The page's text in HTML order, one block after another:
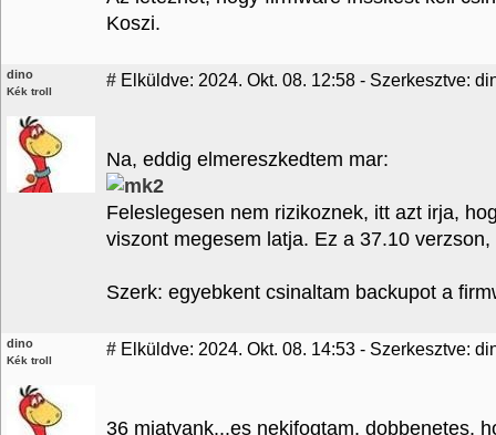
Koszi.
dino
Kék troll
# Elküldve: 2024. Okt. 08. 12:58 - Szerkesztve:
Na, eddig elmereszkedtem mar:
Feleslegesen nem rizikoznek, itt azt irja,
viszont megesem latja. Ez a 37.10
Szerk: egyebkent csinaltam backupot a
dino
Kék troll
# Elküldve: 2024. Okt. 08. 14:53 - Szerkesztve:
36 miatyank...es nekifogtam, dobbenetes,